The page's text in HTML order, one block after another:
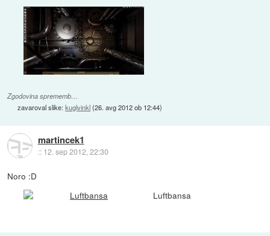
Zgodovina sprememb…
zavaroval slike:kuglvinkl(26. avg 2012 ob 12:44)
martincek1
:: 12. sep 2012, 22:30
Noro :D
Luftbansa